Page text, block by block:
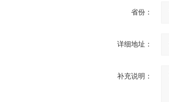
省份：
详细地址：
补充说明：